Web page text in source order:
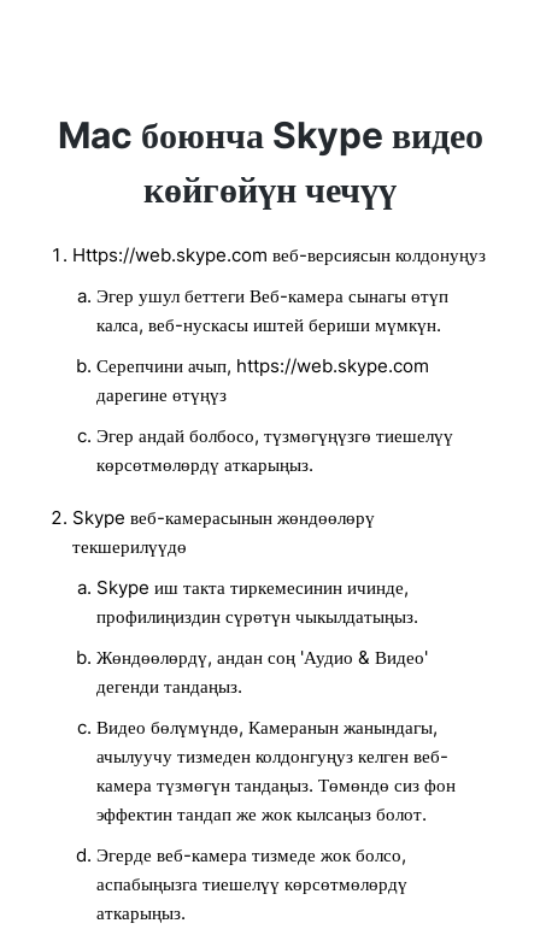
Mac боюнча Skype видео
көйгөйүн чечүү
Https://web.skype.com веб-версиясын колдонуңуз
Эгер ушул беттеги Веб-камера сынагы өтүп
калса, веб-нускасы иштей бериши мүмкүн.
Серепчини ачып, https://web.skype.com
дарегине өтүңүз
Эгер андай болбосо, түзмөгүңүзгө тиешелүү
көрсөтмөлөрдү аткарыңыз.
Skype веб-камерасынын жөндөөлөрү
текшерилүүдө
Skype иш такта тиркемесинин ичинде,
профилиңиздин сүрөтүн чыкылдатыңыз.
Жөндөөлөрдү, андан соң 'Аудио & Видео'
дегенди тандаңыз.
Видео бөлүмүндө, Камеранын жанындагы,
ачылуучу тизмеден колдонгуңуз келген веб-
камера түзмөгүн тандаңыз. Төмөндө сиз фон
эффектин тандап же жок кылсаңыз болот.
Эгерде веб-камера тизмеде жок болсо,
аспабыңызга тиешелүү көрсөтмөлөрдү
аткарыңыз.